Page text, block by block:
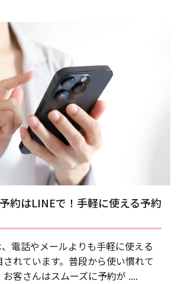
約はLINEで！手軽に使える予約
電話やメールよりも手軽に使える
れています。普段から使い慣れて
客さんはスムーズに予約が ....